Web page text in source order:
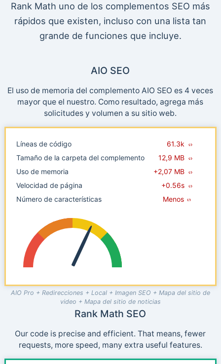
Rank Math uno de los complementos SEO más
rápidos que existen, incluso con una lista tan
grande de funciones que incluye.
AIO SEO
El uso de memoria del complemento AIO SEO es 4 veces
mayor que el nuestro. Como resultado, agrega más
solicitudes y volumen a su sitio web.
Líneas de código
61.3k
Tamaño de la carpeta del complemento
12,9 MB
Uso de memoria
+2,07 MB
Velocidad de página
+0.56s
Número de características
Menos
AIO Pro + Redirecciones + Local + Imagen SEO + Mapa del sitio de
video + Mapa del sitio de noticias
Rank Math SEO
Our code is precise and efficient. That means, fewer
requests, more speed, many extra useful features.